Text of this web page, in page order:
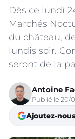
Dès ce lundi
Marchés
du château,
lundis soir.
seront de la
Antoine
Publié le 20/
Ajoutez-